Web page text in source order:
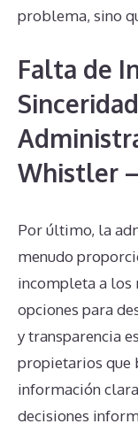
problema, sino
Falta de
Whistler
Por último, la
menudo
incompleta a
opciones para
y transparencia
propietarios que
información
decisiones